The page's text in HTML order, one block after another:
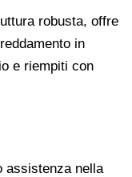
robusta, offre
in
e riempiti con
assistenza nella